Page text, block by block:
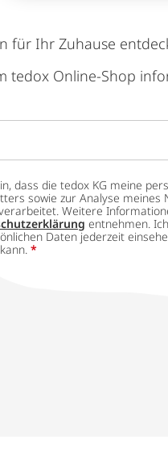
für Ihr Zuhause
tedox Online-Shop
dass die tedox KG meine
sowie zur Analyse meines
Weitere
entnehmen.
Daten jederzeit
*